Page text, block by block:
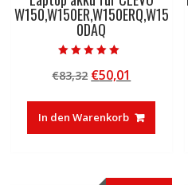
W150,W150ER,W150ERQ,W15
0DAQ
5.00
von 5
€83,32 Ursprünglicher
war:
€83,32
€50,01
ist:
€50,01.
In den Warenkorb